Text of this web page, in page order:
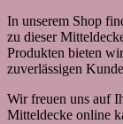
In unserem Shop
zu dieser
Produkten bieten
zuverlässigen
Wir freuen uns auf
Mitteldecke online